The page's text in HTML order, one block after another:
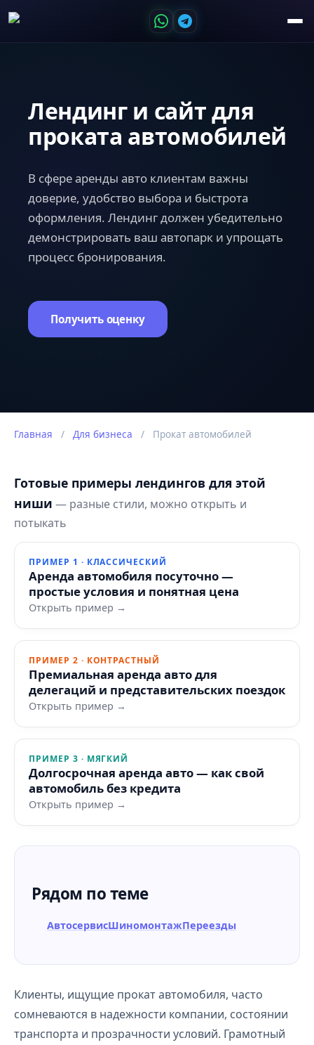
Лендинг и сайт для
проката автомобилей
В сфере аренды авто клиентам важны
доверие, удобство выбора и быстрота
оформления. Лендинг должен убедительно
демонстрировать ваш автопарк и упрощать
процесс бронирования.
Получить оценку
Главная / Для бизнеса / Прокат автомобилей
Готовые примеры лендингов для этой
ниши — разные стили, можно открыть и
потыкать
ПРИМЕР 1 · КЛАССИЧЕСКИЙ
Аренда автомобиля посуточно —
простые условия и понятная цена
Открыть пример →
ПРИМЕР 2 · КОНТРАСТНЫЙ
Премиальная аренда авто для
делегаций и представительских поездок
Открыть пример →
ПРИМЕР 3 · МЯГКИЙ
Долгосрочная аренда авто — как свой
автомобиль без кредита
Открыть пример →
Рядом по теме
АвтосервисШиномонтажПереезды
Клиенты, ищущие прокат автомобиля, часто
сомневаются в надежности компании, состоянии
транспорта и прозрачности условий. Грамотный